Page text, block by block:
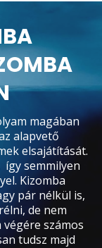
magában
alapvető
elsajátítását.
semmilyen
Kizomba
pár nélkül is,
de nem
számos
tudsz majd